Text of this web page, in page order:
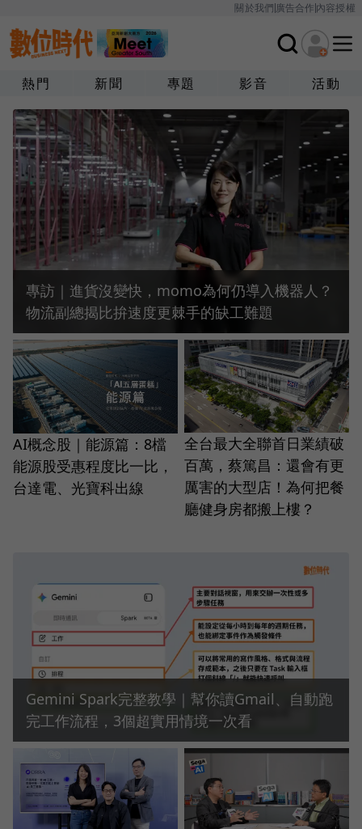
關於我們廣告合作內容授權
熱門 新聞 專題 影音 活動
專訪｜進貨沒變快，momo為何仍導入機器人？
物流副總揭比拚速度更棘手的缺工難題
AI概念股｜能源篇：8檔
能源股受惠程度比一比，
台達電、光寶科出線
全台最大全聯首日業績破
百萬，蔡篤昌：還會有更
厲害的大型店！為何把餐
廳健身房都搬上樓？
Gemini Spark完整教學｜幫你讀Gmail、自動跑
完工作流程，3個超實用情境一次看